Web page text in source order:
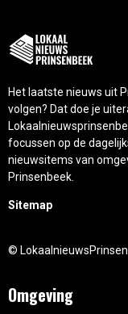
Het laatste nieuws uit
volgen? Dat doe je
focussen op de
nieuwsitems van
Prinsenbeek.
Sitemap
©
Omgeving